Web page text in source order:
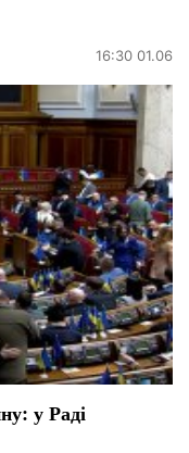
16:30 01.06
у Раді